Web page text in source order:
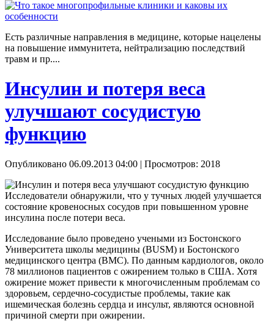
Есть различные направления в медицине, которые нацелены
на повышение иммунитета, нейтрализацию последствий
травм и пр....
Инсулин и потеря веса
улучшают сосудистую
функцию
Опубликовано 06.09.2013 04:00 | Просмотров: 2018
Исследователи обнаружили, что у тучных людей улучшается
состояние кровеносных сосудов при повышенном уровне
инсулина после потери веса.
Исследование было проведено учеными из Бостонского
Университета школы медицины (BUSM) и Бостонского
медицинского центра (BMC). По данным кардиологов, около
78 миллионов пациентов с ожирением только в США. Хотя
ожирение может привести к многочисленным проблемам со
здоровьем, сердечно-сосудистые проблемы, такие как
ишемическая болезнь сердца и инсульт, являются основной
причиной смерти при ожирении.